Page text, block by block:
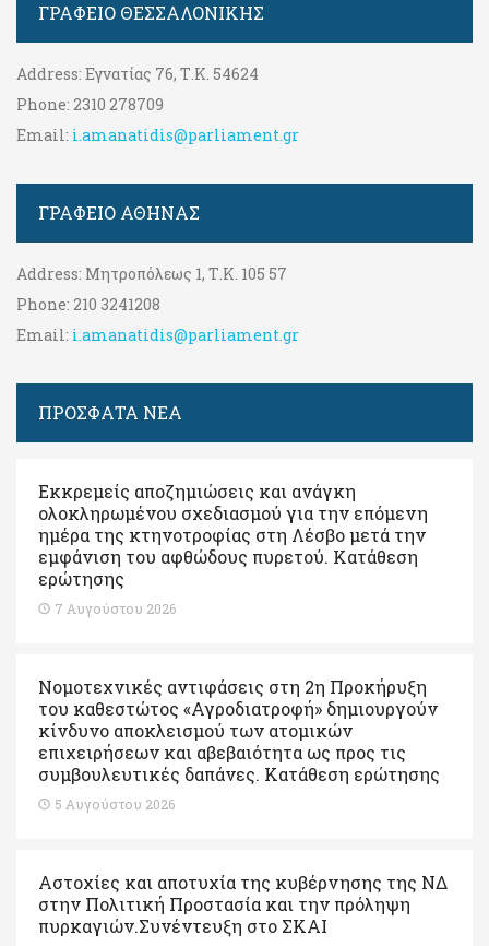
ΓΡΑΦΕΊΟ ΘΕΣΣΑΛΟΝΊΚΗΣ
Address: Εγνατίας 76, Τ.Κ. 54624
Phone: 2310 278709
Email: i.amanatidis@parliament.gr
ΓΡΑΦΕΊΟ ΑΘΉΝΑΣ
Address: Μητροπόλεως 1, Τ.Κ. 105 57
Phone: 210 3241208
Email: i.amanatidis@parliament.gr
ΠΡΟΣΦΑΤΑ ΝΕΑ
Εκκρεμείς αποζημιώσεις και ανάγκη
ολοκληρωμένου σχεδιασμού για την επόμενη
ημέρα της κτηνοτροφίας στη Λέσβο μετά την
εμφάνιση του αφθώδους πυρετού. Kατάθεση
ερώτησης
7 Αυγούστου 2026
Νομοτεχνικές αντιφάσεις στη 2η Προκήρυξη
του καθεστώτος «Αγροδιατροφή» δημιουργούν
κίνδυνο αποκλεισμού των ατομικών
επιχειρήσεων και αβεβαιότητα ως προς τις
συμβουλευτικές δαπάνες. Κατάθεση ερώτησης
5 Αυγούστου 2026
Αστοχίες και αποτυχία της κυβέρνησης της ΝΔ
στην Πολιτική Προστασία και την πρόληψη
πυρκαγιών.Συνέντευξη στο ΣΚΑΙ